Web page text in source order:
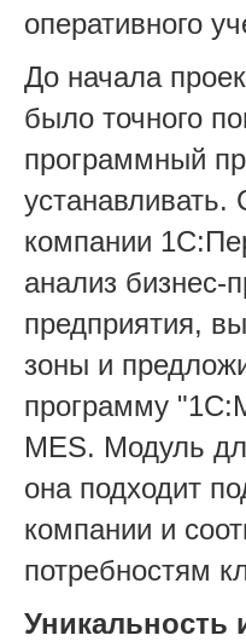
оперативного
До начала
было точного
программный
устанавливать.
компании
анализ бизнес-
предприятия,
зоны и
программу
MES. Модуль
она подходит
компании и
потребностям
Уникальность